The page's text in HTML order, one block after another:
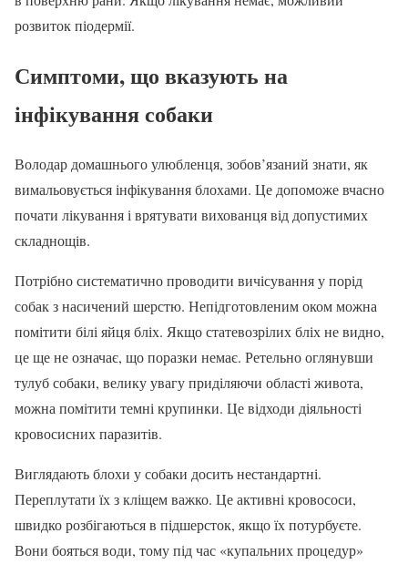
розвиток піодермії.
Симптоми, що вказують на
інфікування собаки
Володар домашнього улюбленця, зобов’язаний знати, як
вимальовується інфікування блохами. Це допоможе вчасно
почати лікування і врятувати вихованця від допустимих
складнощів.
Потрібно систематично проводити вичісування у порід
собак з насичений шерстю. Непідготовленим оком можна
помітити білі яйця бліх. Якщо статевозрілих бліх не видно,
це ще не означає, що поразки немає. Ретельно оглянувши
тулуб собаки, велику увагу приділяючи області живота,
можна помітити темні крупинки. Це відходи діяльності
кровосисних паразитів.
Виглядають блохи у собаки досить нестандартні.
Переплутати їх з кліщем важко. Це активні кровососи,
швидко розбігаються в підшерсток, якщо їх потурбуєте.
Вони бояться води, тому під час «купальних процедур»